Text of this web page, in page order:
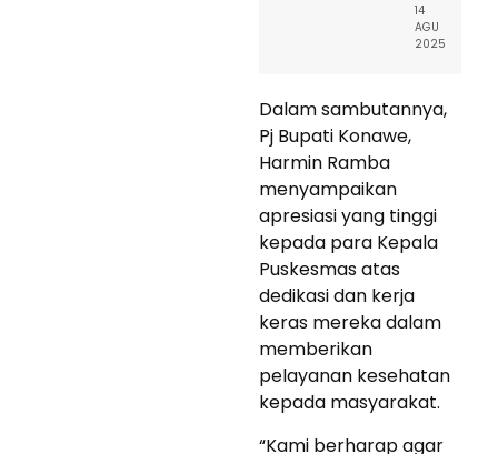
14
AGU
2025
Dalam sambutannya,
Pj Bupati Konawe,
Harmin Ramba
menyampaikan
apresiasi yang tinggi
kepada para Kepala
Puskesmas atas
dedikasi dan kerja
keras mereka dalam
memberikan
pelayanan kesehatan
kepada masyarakat.
“Kami berharap agar